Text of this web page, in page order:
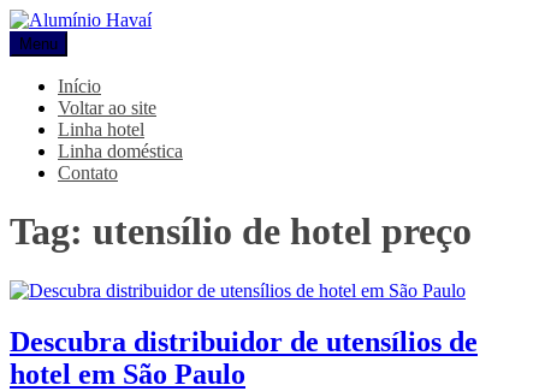
Pular
para
o
conteúdo
Alumínio Havaí
Blog Alumínio Havaí
Menu
Início
Voltar ao site
Linha hotel
Linha doméstica
Contato
Tag: utensílio de hotel preço
Descubra distribuidor de utensílios de
hotel em São Paulo